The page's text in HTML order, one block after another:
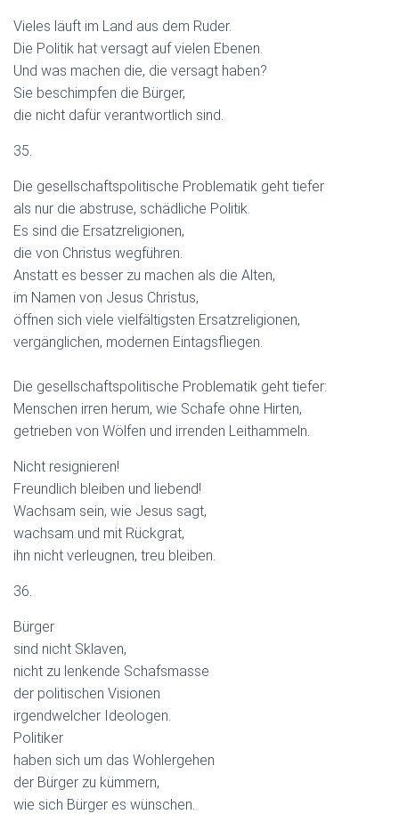
Vieles läuft im Land aus dem Ruder.
Die Politik hat versagt auf vielen Ebenen.
Und was machen die, die versagt haben?
Sie beschimpfen die Bürger,
die nicht dafür verantwortlich sind.
35.
Die gesellschaftspolitische Problematik geht tiefer
als nur die abstruse, schädliche Politik.
Es sind die Ersatzreligionen,
die von Christus wegführen.
Anstatt es besser zu machen als die Alten,
im Namen von Jesus Christus,
öffnen sich viele vielfältigsten Ersatzreligionen,
vergänglichen, modernen Eintagsfliegen.
Die gesellschaftspolitische Problematik geht tiefer:
Menschen irren herum, wie Schafe ohne Hirten,
getrieben von Wölfen und irrenden Leithammeln.
Nicht resignieren!
Freundlich bleiben und liebend!
Wachsam sein, wie Jesus sagt,
wachsam und mit Rückgrat,
ihn nicht verleugnen, treu bleiben.
36.
Bürger
sind nicht Sklaven,
nicht zu lenkende Schafsmasse
der politischen Visionen
irgendwelcher Ideologen.
Politiker
haben sich um das Wohlergehen
der Bürger zu kümmern,
wie sich Bürger es wünschen.